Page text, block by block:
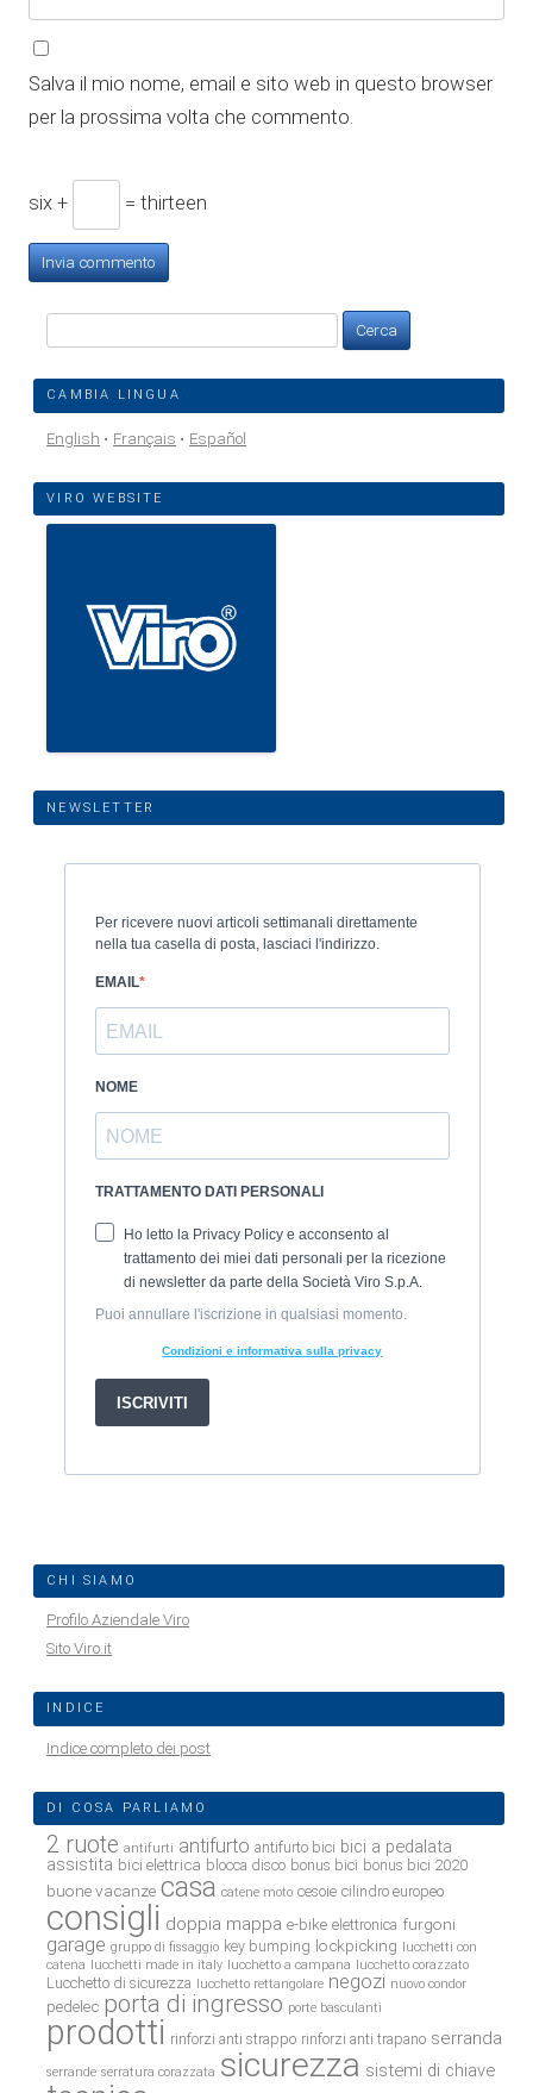
Salva il mio nome, email e sito web in questo browser
per la prossima volta che commento.
six + = thirteen
per:
CAMBIA LINGUA
English Français Español
VIRO WEBSITE
NEWSLETTER
CHI SIAMO
Profilo Aziendale Viro
Sito Viro.it
INDICE
Indice completo dei post
DI COSA PARLIAMO
2 ruote antifurti antifurto antifurto bici bici a pedalata
assistita bici elettrica blocca disco bonus bici bonus bici 2020
buone vacanze casa catene moto cesoie cilindro europeo
consigli doppia mappa e-bike elettronica furgoni
garage gruppo di fissaggio key bumping lockpicking lucchetti con
catena lucchetti made in italy lucchetto a campana lucchetto corazzato
Lucchetto di sicurezza lucchetto rettangolare negozi nuovo condor
pedelec porta di ingresso porte basculanti
prodotti rinforzi anti strappo rinforzi anti trapano serranda
serrande serratura corazzata sicurezza sistemi di chiave